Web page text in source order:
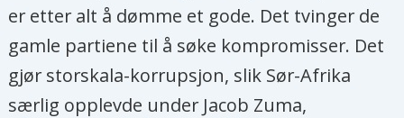
er etter alt å dømme et gode. Det tvinger de
gamle partiene til å søke kompromisser. Det
gjør storskala-korrupsjon, slik Sør-Afrika
særlig opplevde under Jacob Zuma,